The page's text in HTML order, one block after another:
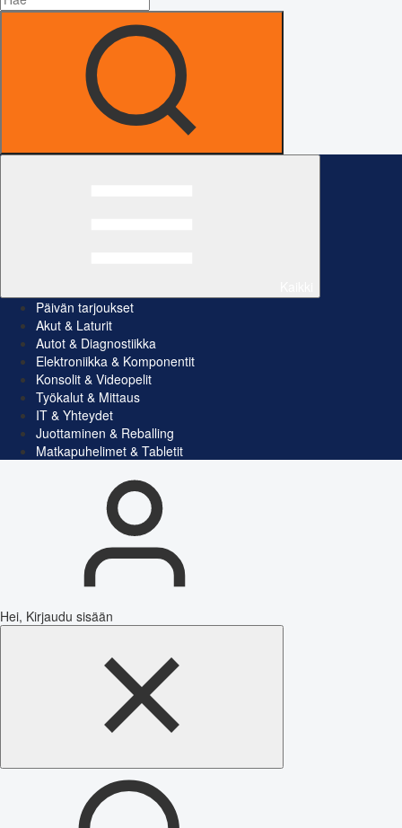
Päivän tarjoukset
Akut & Laturit
Autot & Diagnostiikka
Elektroniikka & Komponentit
Konsolit & Videopelit
Työkalut & Mittaus
IT & Yhteydet
Juottaminen & Reballing
Matkapuhelimet & Tabletit
Hei, Kirjaudu sisään